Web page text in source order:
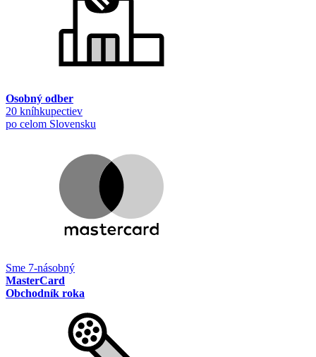
Osobný odber
20 kníhkupectiev
po celom Slovensku
Sme 7-násobný
MasterCard
Obchodník roka